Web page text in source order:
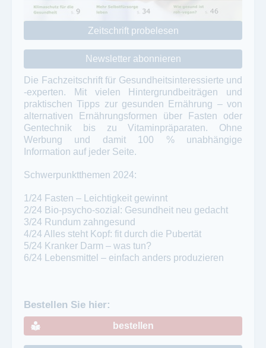
Zeitschrift probelesen
Newsletter abonnieren
Die Fachzeitschrift für Gesundheitsinteressierte und
-experten. Mit vielen Hintergrundbeiträgen und
praktischen Tipps zur gesunden Ernährung – von
alternativen Ernährungsformen über Fasten oder
Gentechnik bis zu Vitaminpräparaten. Ohne
Werbung und damit 100 % unabhängige
Information auf jeder Seite.
Schwerpunktthemen 2024:
1/24 Fasten – Leichtigkeit gewinnt
2/24 Bio-psycho-sozial: Gesundheit neu gedacht
3/24 Rundum zahngesund
4/24 Alles steht Kopf: fit durch die Pubertät
5/24 Kranker Darm – was tun?
6/24 Lebensmittel – einfach anders produzieren
Bestellen Sie hier:
bestellen